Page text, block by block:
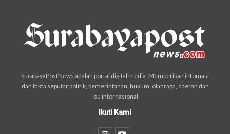
SurabayaPostNews adalah portal digital media. Memberikan infomasi
dan fakta seputar politik, pemerintahan, hukum, olahraga, daerah dan
isu internasional
Ikuti Kami